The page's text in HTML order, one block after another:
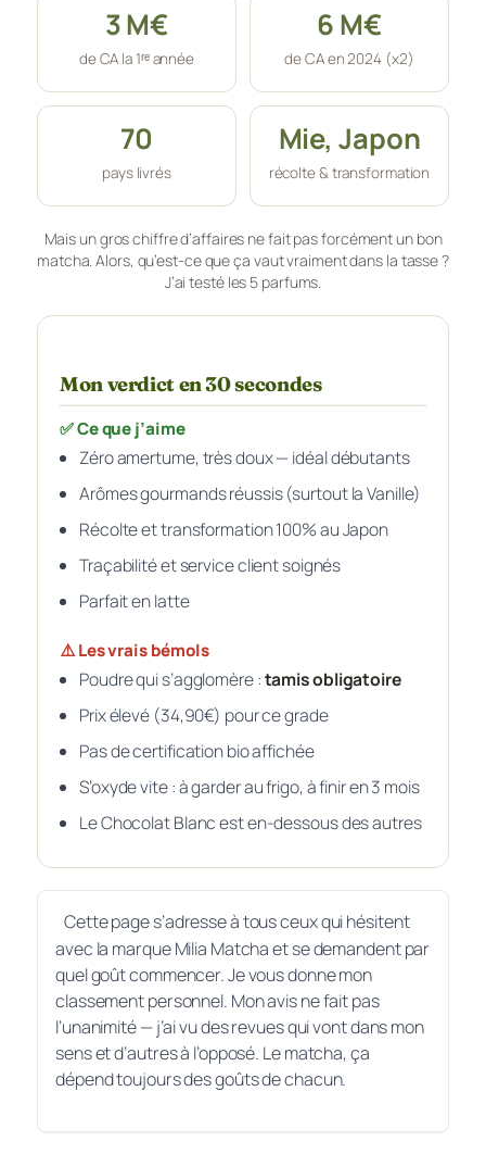
3 M€
de CA la 1ʳᵉ année
6 M€
de CA en 2024 (x2)
70
pays livrés
Mie, Japon
récolte & transformation
Mais un gros chiffre d’affaires ne fait pas forcément un bon
matcha. Alors, qu’est-ce que ça vaut vraiment dans la tasse ?
J’ai testé les 5 parfums.
Mon verdict en 30 secondes
✅ Ce que j’aime
Zéro amertume, très doux — idéal débutants
Arômes gourmands réussis (surtout la Vanille)
Récolte et transformation 100% au Japon
Traçabilité et service client soignés
Parfait en latte
⚠️ Les vrais bémols
Poudre qui s’agglomère :tamis obligatoire
Prix élevé (34,90€) pour ce grade
Pas de certification bio affichée
S’oxyde vite : à garder au frigo, à finir en 3 mois
Le Chocolat Blanc est en-dessous des autres
Cette page s’adresse à tous ceux qui hésitent
avec la marque Milia Matcha et se demandent par
quel goût commencer. Je vous donne mon
classement personnel. Mon avis ne fait pas
l’unanimité — j’ai vu des revues qui vont dans mon
sens et d’autres à l’opposé. Le matcha, ça
dépend toujours des goûts de chacun.